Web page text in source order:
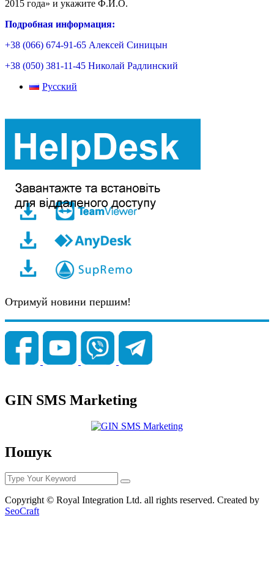
2015 года» и укажите Ф.И.О.
Подробная информация:
+38 (066) 674-91-65 Алексей Синицын
+38 (050) 381-11-45 Николай Радлинский
Русский
Отримуй новини першим!
GIN SMS Marketing
Пошук
Copyright © Royal Integration Ltd. all rights reserved. Created by
SeoCraft